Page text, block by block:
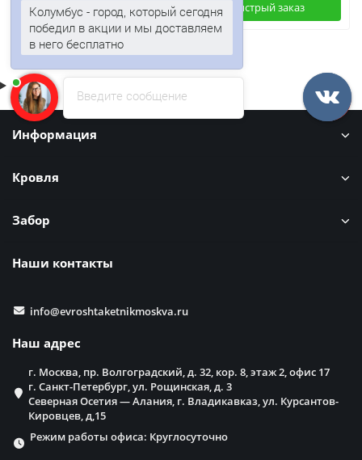
Быстрый заказ Быстрый заказ
Информация
Кровля
Забор
Наши контакты
info@evroshtaketnikmoskva.ru
Наш адрес
г. Москва, пр. Волгоградский, д. 32, кор. 8, этаж 2, офис 17
г. Санкт-Петербург, ул. Рощинская, д. 3
Северная Осетия — Алания, г. Владикавказ, ул. Курсантов-
Кировцев, д,15
Режим работы офиса: Круглосуточно
Введите сообщение
Колумбус - город, который сегодня
победил в акции и мы доставляем
в него бесплатно